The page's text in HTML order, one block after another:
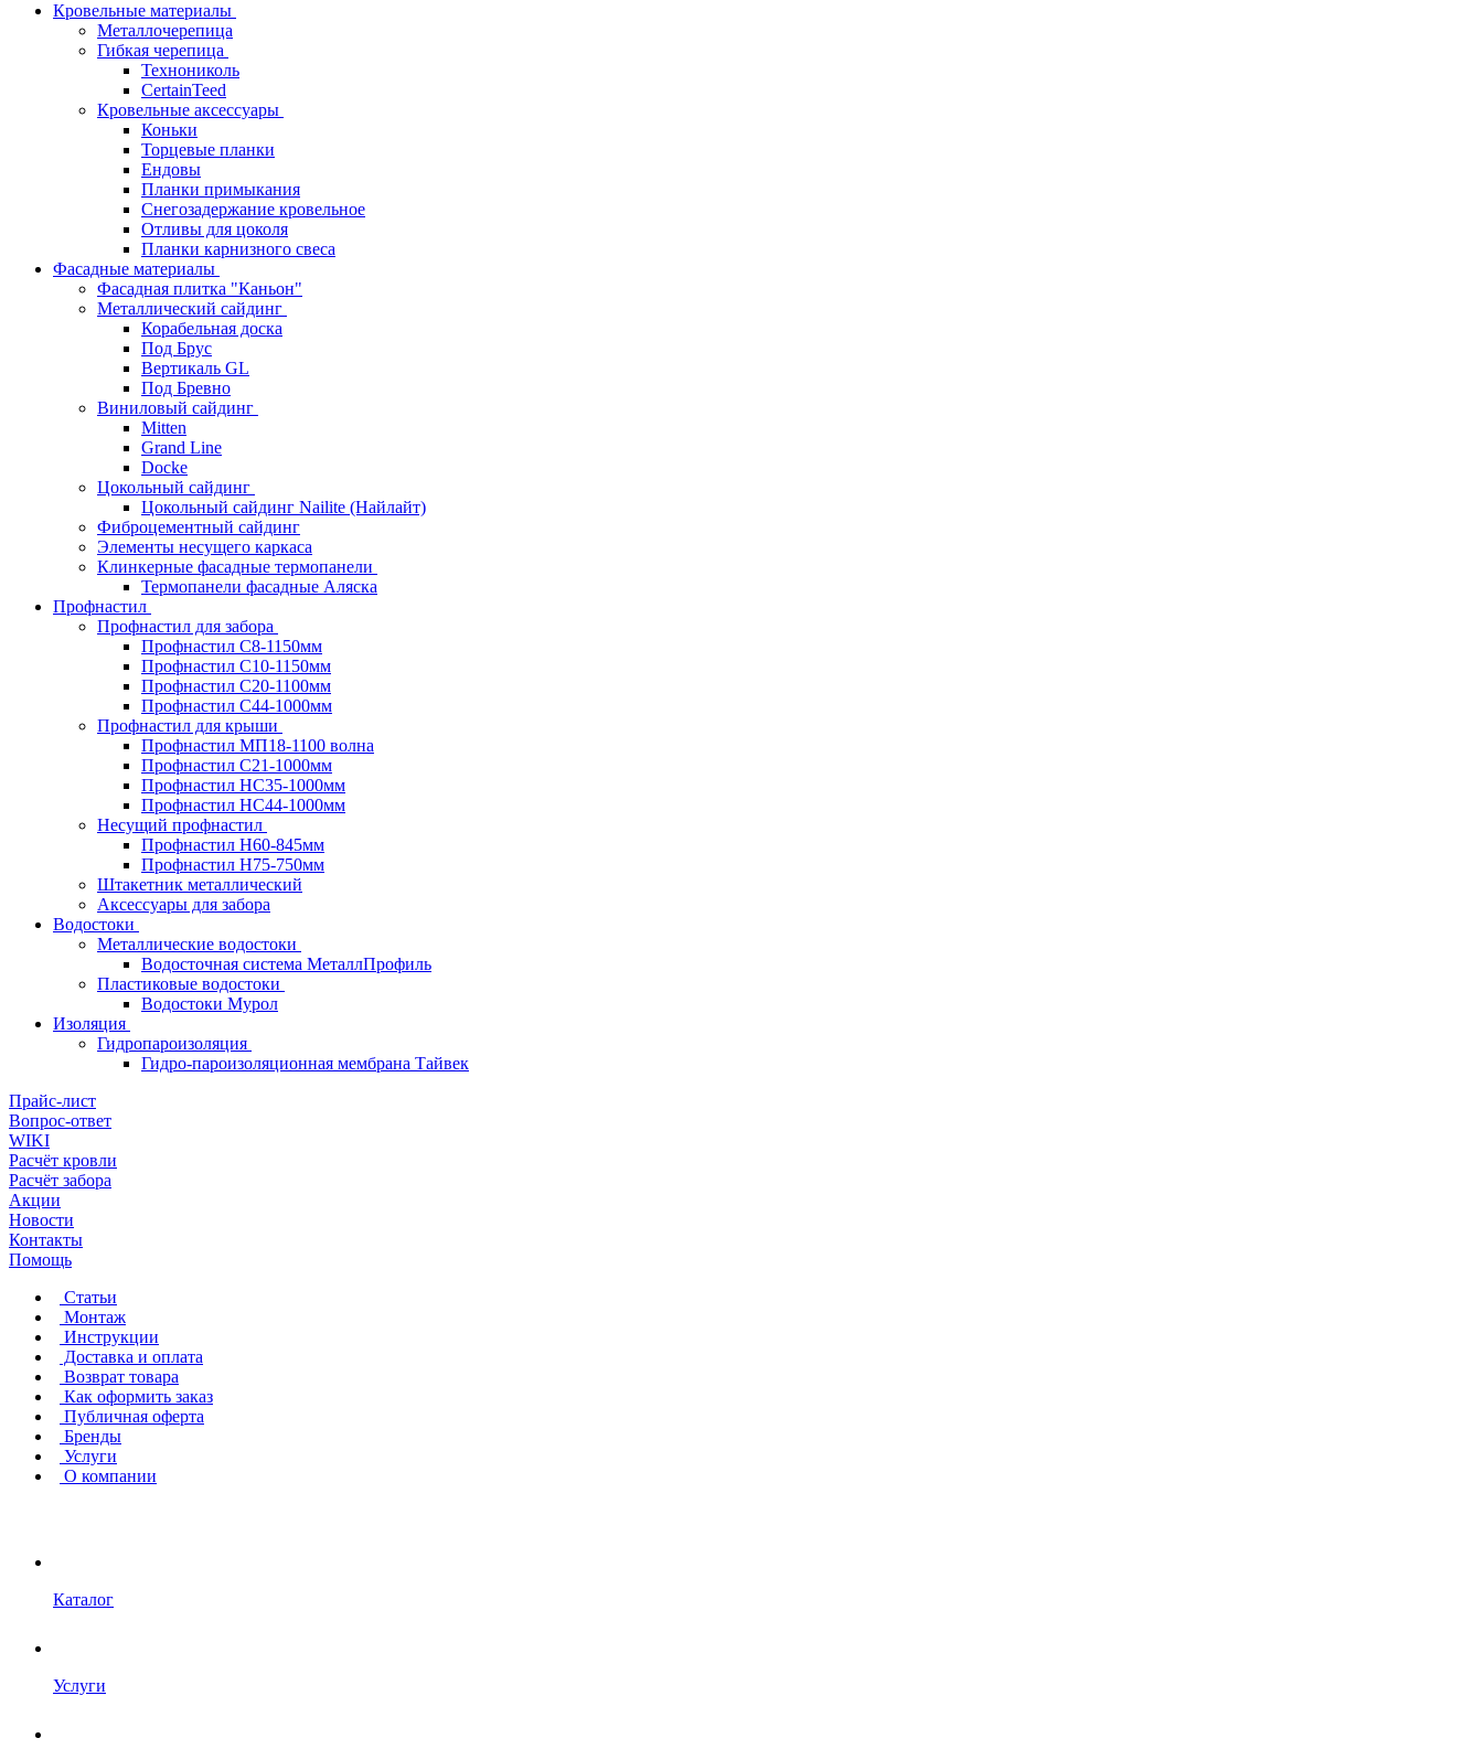
Кровельные материалы
Металлочерепица
Гибкая черепица
Технониколь
CertainTeed
Кровельные аксессуары
Коньки
Торцевые планки
Ендовы
Планки примыкания
Снегозадержание кровельное
Отливы для цоколя
Планки карнизного свеса
Фасадные материалы
Фасадная плитка "Каньон"
Металлический сайдинг
Корабельная доска
Под Брус
Вертикаль GL
Под Бревно
Виниловый сайдинг
Mitten
Grand Line
Docke
Цокольный сайдинг
Цокольный сайдинг Nailite (Найлайт)
Фиброцементный сайдинг
Элементы несущего каркаса
Клинкерные фасадные термопанели
Термопанели фасадные Аляска
Профнастил
Профнастил для забора
Профнастил С8-1150мм
Профнастил С10-1150мм
Профнастил С20-1100мм
Профнастил С44-1000мм
Профнастил для крыши
Профнастил МП18-1100 волна
Профнастил С21-1000мм
Профнастил HC35-1000мм
Профнастил НС44-1000мм
Несущий профнастил
Профнастил Н60-845мм
Профнастил H75-750мм
Штакетник металлический
Аксессуары для забора
Водостоки
Металлические водостоки
Водосточная система МеталлПрофиль
Пластиковые водостоки
Водостоки Мурол
Изоляция
Гидропароизоляция
Гидро-пароизоляционная мембрана Тайвек
Прайс-лист
Вопрос-ответ
WIKI
Расчёт кровли
Расчёт забора
Акции
Новости
Контакты
Помощь
Статьи
Монтаж
Инструкции
Доставка и оплата
Возврат товара
Как оформить заказ
Публичная оферта
Бренды
Услуги
О компании
Каталог
Услуги